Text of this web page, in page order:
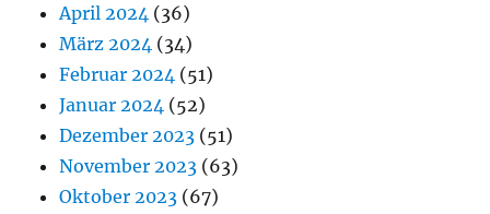
April 2024 (36)
März 2024 (34)
Februar 2024 (51)
Januar 2024 (52)
Dezember 2023 (51)
November 2023 (63)
Oktober 2023 (67)